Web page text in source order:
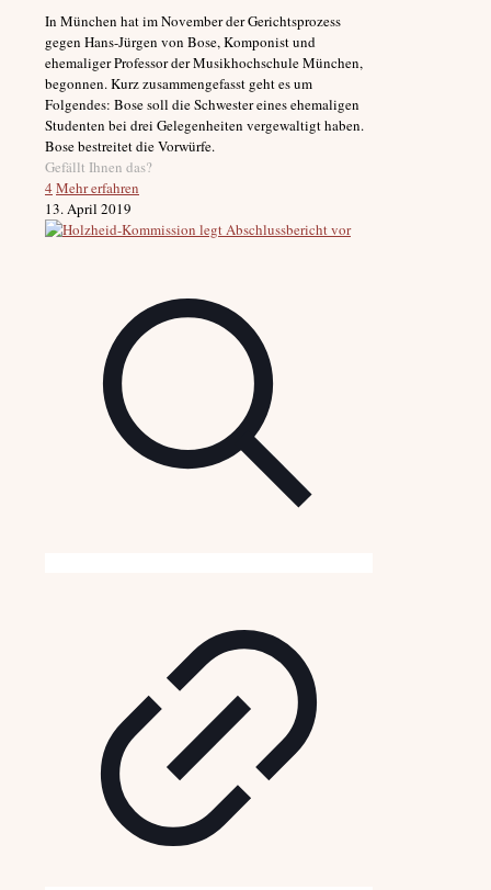
In München hat im November der Gerichtsprozess
gegen Hans-Jürgen von Bose, Komponist und
ehemaliger Professor der Musikhochschule München,
begonnen. Kurz zusammengefasst geht es um
Folgendes: Bose soll die Schwester eines ehemaligen
Studenten bei drei Gelegenheiten vergewaltigt haben.
Bose bestreitet die Vorwürfe.
Gefällt Ihnen das?
4 Mehr erfahren
13. April 2019